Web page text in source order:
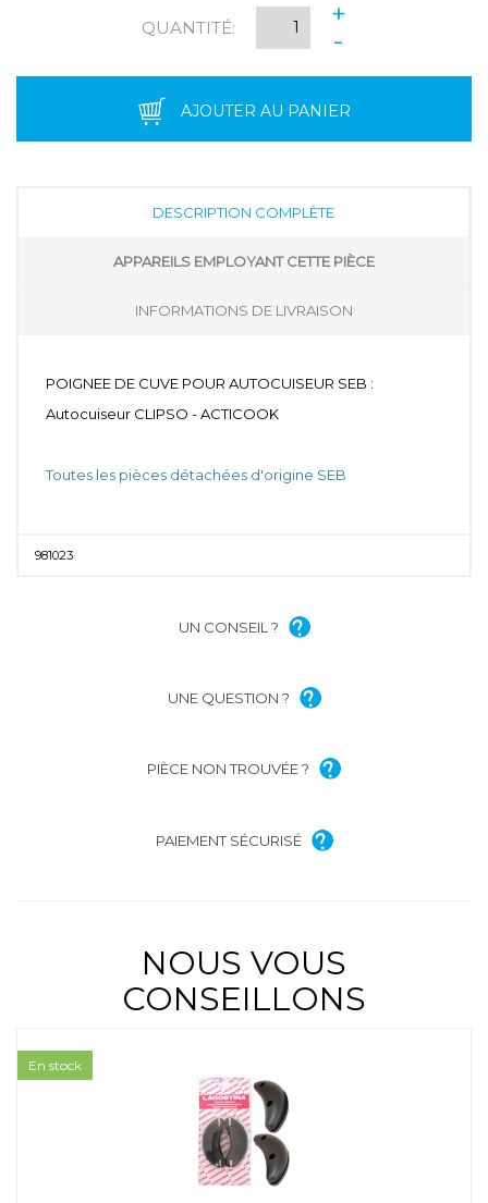
QUANTITÉ:
+
-
AJOUTER AU PANIER
DESCRIPTION COMPLÈTE
APPAREILS EMPLOYANT CETTE PIÈCE
INFORMATIONS DE LIVRAISON
POIGNEE DE CUVE POUR AUTOCUISEUR SEB :
Autocuiseur CLIPSO - ACTICOOK
Toutes les pièces détachées d'origine SEB
981023
UN CONSEIL ?
UNE QUESTION ?
PIÈCE NON TROUVÉE ?
PAIEMENT SÉCURISÉ
NOUS VOUS
CONSEILLONS
En stock